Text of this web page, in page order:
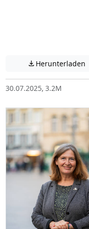
 Herunterladen
30.07.2025, 3.2M